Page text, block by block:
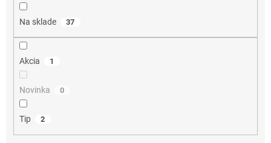
Na sklade 37
Akcia 1
Novinka 0
Tip 2